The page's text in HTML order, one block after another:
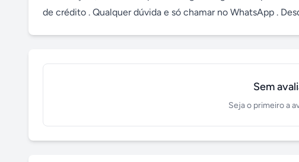
de crédito . Qualquer dúvida e só chamar no WhatsApp .
Sem
Seja o primeiro a